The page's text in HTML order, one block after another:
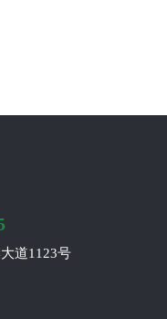
道1123号